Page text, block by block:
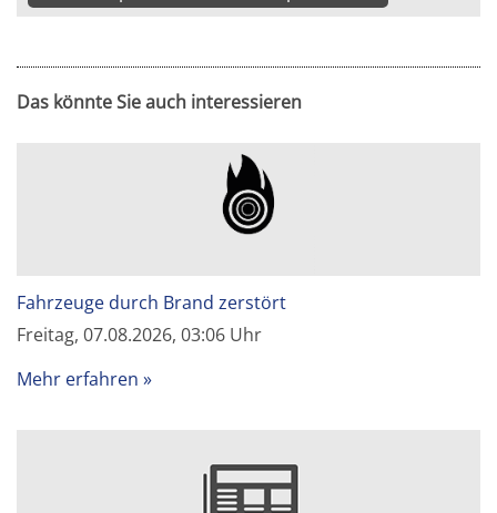
Das könnte Sie auch interessieren
Fahrzeuge durch Brand zerstört
Freitag, 07.08.2026, 03:06 Uhr
Mehr erfahren